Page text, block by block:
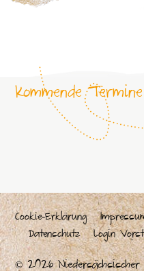
Kommende Termine
Cookie-Erklärung
Datenschutz
Login
© 2026 Niedersächsischer